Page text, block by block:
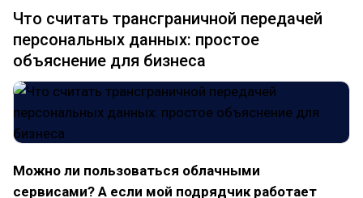
Что считать трансграничной передачей
персональных данных: простое
объяснение для бизнеса
Можно ли пользоваться облачными
сервисами? А если мой подрядчик работает